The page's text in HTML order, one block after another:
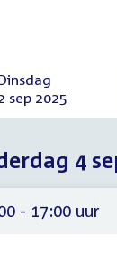
sep 2025
september 4
- 17:00 uur